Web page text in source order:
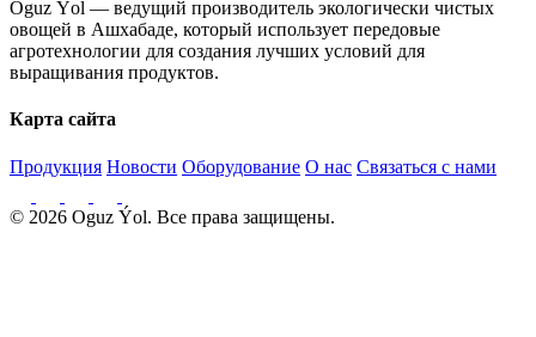
Oguz Ýol — ведущий производитель экологически чистых
овощей в Ашхабаде, который использует передовые
агротехнологии для создания лучших условий для
выращивания продуктов.
Карта сайта
Продукция Новости Оборудование О нас Связаться с нами
© 2026 Oguz Ýol. Все права защищены.